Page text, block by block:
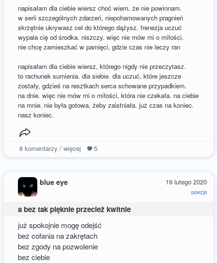
napisałam dla ciebie wiersz choć wiem, że nie powinnam.
w serii szczególnych zdarzeń, niepohamowanych pragnień
skrzętnie ukrywasz cel do którego dążysz. frenezja uczuć
wypala cię od środka. niszczy. więc nie mów mi o miłości.
nie chcę zamieszkać w pamięci, gdzie czas nie leczy ran
napisałam dla ciebie wiersz, którego nigdy nie przeczytasz.
to rachunek sumienia. dla siebie. dla uczuć, które jeszcze
zostały, gdzieś na resztkach serca schowane przypadkiem.
na dnie. więc nie mów mi o miłości, która nie czekała. na ciebie
na mnie. nie była gotowa, żeby zaistniała. już czas na koniec.
nasz koniec.
8komentarzy / więcej 5
19 lutego 2020
poezja
blue eye
a bez tak pięknie przecież kwitnie
już spokojnie mogę odejść
bez cofania na zakrętach
bez zgody na pozwolenie
bez ciebie